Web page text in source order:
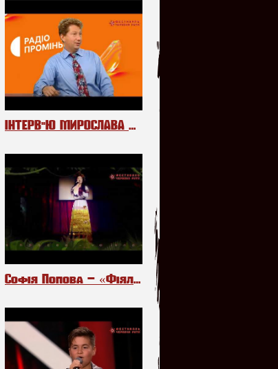
ІНТЕРВ"Ю МИРОСЛАВА МЕЛЬНИКА НА РАДІО «ПРОМІНЬ»
Софія Попова – «Фіялочки»